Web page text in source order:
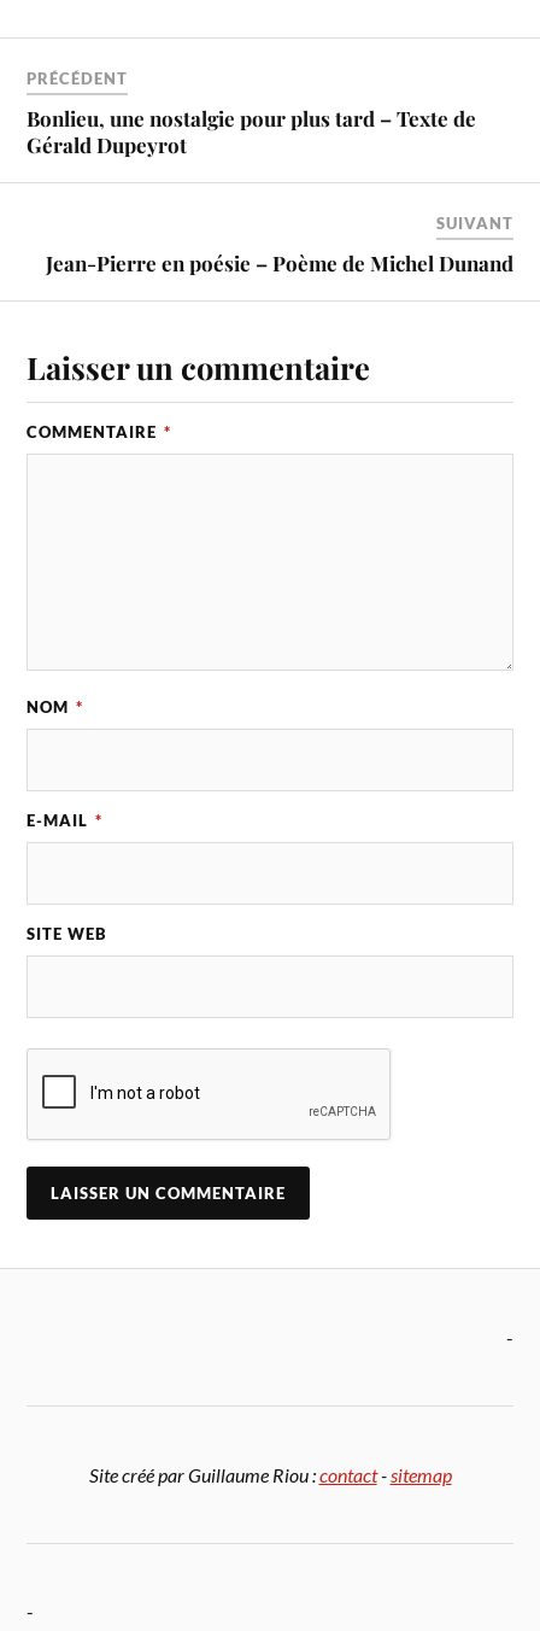
PRÉCÉDENT
Bonlieu, une nostalgie pour plus tard – Texte de
Gérald Dupeyrot
SUIVANT
Jean-Pierre en poésie – Poème de Michel Dunand
Laisser un commentaire
COMMENTAIRE *
NOM *
E-MAIL *
SITE WEB
-
Site créé par Guillaume Riou :contact- sitemap
-